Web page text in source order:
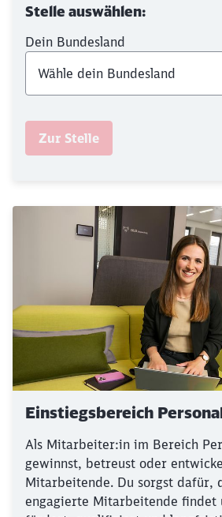
Stelle auswählen:
Dein Bundesland
Zur Stelle
Einstiegsbereich
Als Mitarbeiter:in im Bereich
gewinnst, betreust oder
Mitarbeitende. Du sorgst dafür,
engagierte Mitarbeitende findet